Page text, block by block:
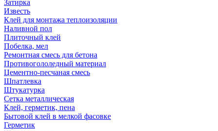
Затирка
Известь
Клей для монтажа теплоизоляции
Наливной пол
Плиточный клей
Побелка, мел
Ремонтная смесь для бетона
Противогололедный материал
Цементно-песчаная смесь
Шпатлевка
Штукатурка
Сетка металлическая
Клей, герметик, пена
Бытовой клей в мелкой фасовке
Герметик